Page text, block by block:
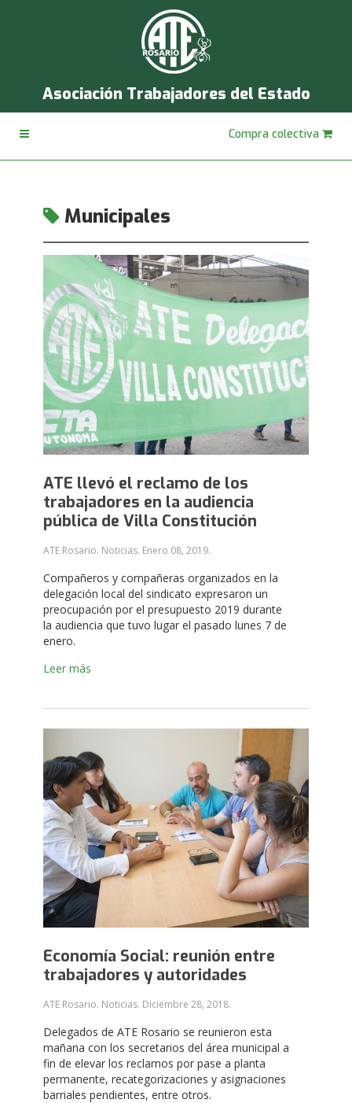
Asociación Trabajadores del Estado
Compra colectiva
Municipales
ATE llevó el reclamo de los
trabajadores en la audiencia
pública de Villa Constitución
ATE Rosario. Noticias. Enero 08, 2019.
Compañeros y compañeras organizados en la
delegación local del sindicato expresaron un
preocupación por el presupuesto 2019 durante
la audiencia que tuvo lugar el pasado lunes 7 de
enero.
Leer más
Economía Social: reunión entre
trabajadores y autoridades
ATE Rosario. Noticias. Diciembre 28, 2018.
Delegados de ATE Rosario se reunieron esta
mañana con los secretarios del área municipal a
fin de elevar los reclamos por pase a planta
permanente, recategorizaciones y asignaciones
barriales pendientes, entre otros.